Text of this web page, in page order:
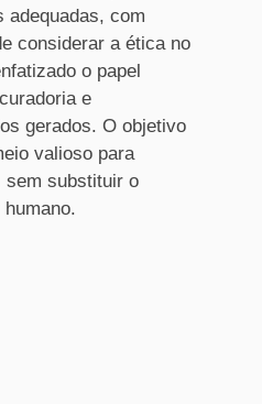
adequadas, com
considerar a ética no
o papel
e
gerados. O objetivo
valioso para
sem substituir o